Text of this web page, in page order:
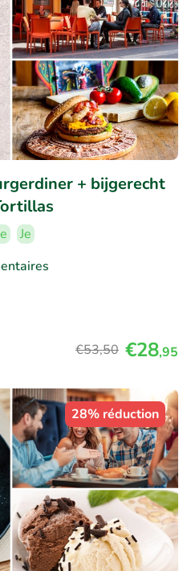
+ bijgerecht
Je
€53,50 €28,95
28% réduction